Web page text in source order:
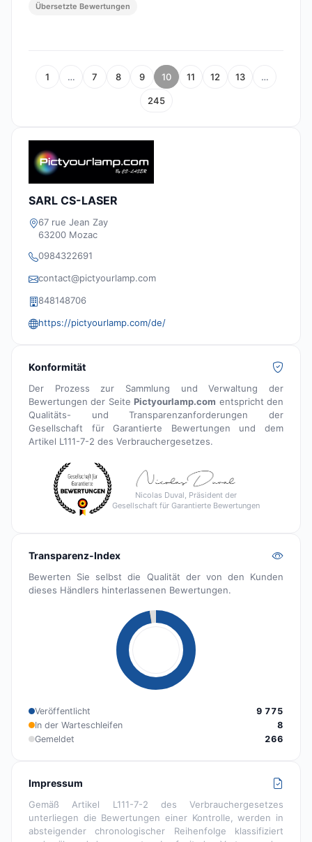
Übersetzte Bewertungen
1 … 7 8 9 10 11 12 13 …
245
SARL CS-LASER
67 rue Jean Zay
63200 Mozac
0984322691
contact@pictyourlamp.com
848148706
https://pictyourlamp.com/de/
Konformität
Der Prozess zur Sammlung und Verwaltung der
Bewertungen der SeitePictyourlamp.com entspricht den
Qualitäts- und Transparenzanforderungen der
Gesellschaft für Garantierte Bewertungen und dem
Artikel L111-7-2 des Verbrauchergesetzes.
Nicolas Duval, Präsident der
Gesellschaft für Garantierte Bewertungen
Transparenz-Index
Bewerten Sie selbst die Qualität der von den Kunden
dieses Händlers hinterlassenen Bewertungen.
Veröffentlicht
9 775
In der Warteschleifen
8
Gemeldet
266
Impressum
Gemäß Artikel L111-7-2 des Verbrauchergesetzes
unterliegen die Bewertungen einer Kontrolle, werden in
absteigender chronologischer Reihenfolge klassifiziert